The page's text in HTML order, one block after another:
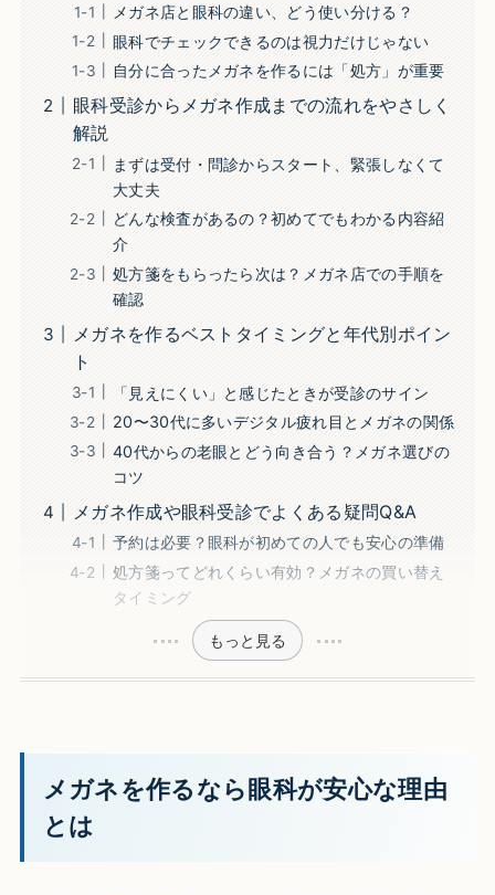
メガネ店と眼科の違い、どう使い分ける？
眼科でチェックできるのは視力だけじゃない
自分に合ったメガネを作るには「処方」が重要
眼科受診からメガネ作成までの流れをやさしく
解説
まずは受付・問診からスタート、緊張しなくて
大丈夫
どんな検査があるの？初めてでもわかる内容紹
介
処方箋をもらったら次は？メガネ店での手順を
確認
メガネを作るベストタイミングと年代別ポイン
ト
「見えにくい」と感じたときが受診のサイン
20〜30代に多いデジタル疲れ目とメガネの関係
40代からの老眼とどう向き合う？メガネ選びの
コツ
メガネ作成や眼科受診でよくある疑問Q&A
予約は必要？眼科が初めての人でも安心の準備
処方箋ってどれくらい有効？メガネの買い替え
タイミング
もっと見る
メガネを作るなら眼科が安心な理由
とは